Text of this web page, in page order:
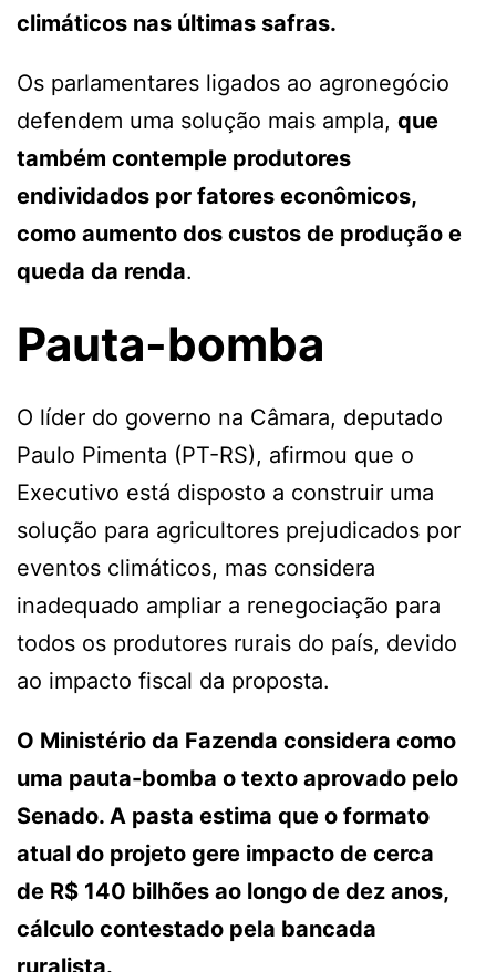
climáticos nas últimas safras.
Os parlamentares ligados ao agronegócio
defendem uma solução mais ampla, que
também contemple produtores
endividados por fatores econômicos,
como aumento dos custos de produção e
queda da renda.
Pauta-bomba
O líder do governo na Câmara, deputado
Paulo Pimenta (PT-RS), afirmou que o
Executivo está disposto a construir uma
solução para agricultores prejudicados por
eventos climáticos, mas considera
inadequado ampliar a renegociação para
todos os produtores rurais do país, devido
ao impacto fiscal da proposta.
O Ministério da Fazenda considera como
uma pauta-bomba o texto aprovado pelo
Senado. A pasta estima que o formato
atual do projeto gere impacto de cerca
de R$ 140 bilhões ao longo de dez anos,
cálculo contestado pela bancada
ruralista.